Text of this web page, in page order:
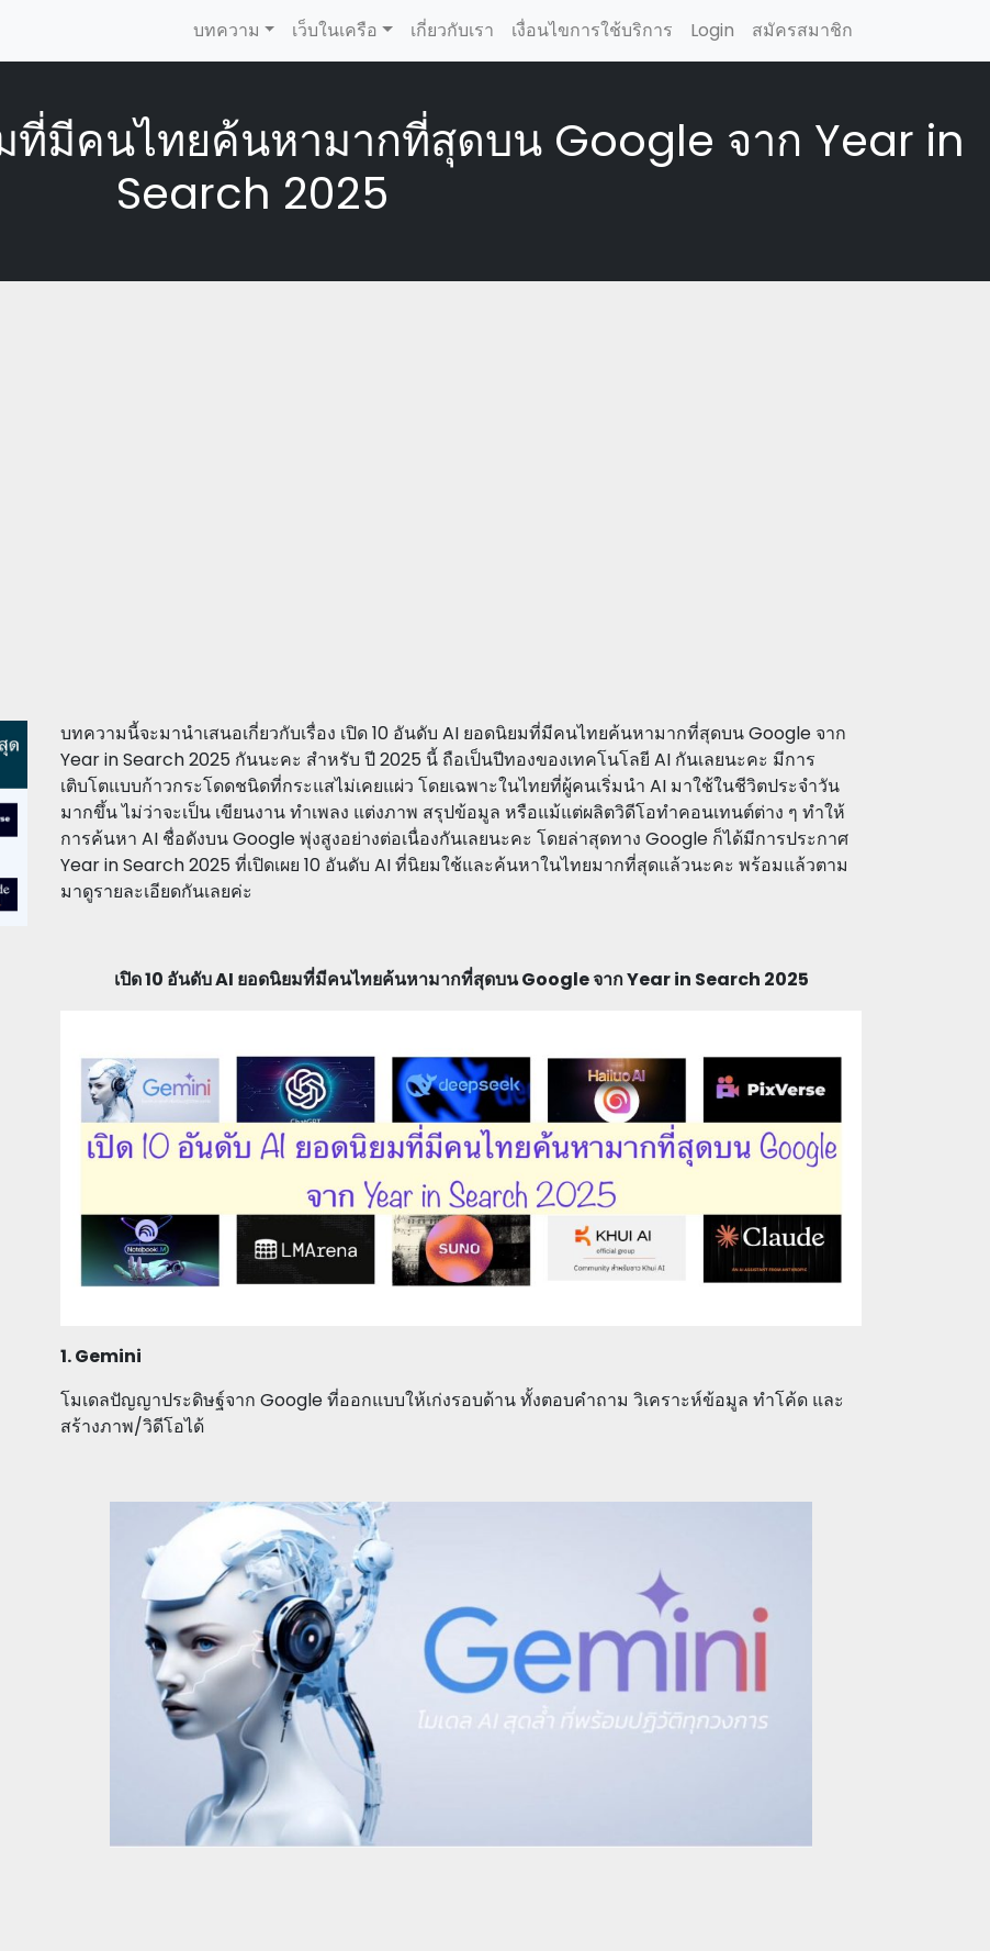
บทความ เว็บในเครือ เกี่ยวกับเรา เงื่อนไขการใช้บริการ Login สมัครสมาชิก
ที่มีคนไทยค้นหามากที่สุดบน Google จาก Year in
Search 2025
บทความนี้จะมานำเสนอเกี่ยวกับเรื่อง เปิด 10 อันดับ AI ยอดนิยมที่มีคนไทยค้นหามากที่สุดบน Google จาก
Year in Search 2025 กันนะคะ สำหรับ ปี 2025 นี้ ถือเป็นปีทองของเทคโนโลยี AI กันเลยนะคะ มีการ
เติบโตแบบก้าวกระโดดชนิดที่กระแสไม่เคยแผ่ว โดยเฉพาะในไทยที่ผู้คนเริ่มนำ AI มาใช้ในชีวิตประจำวัน
มากขึ้น ไม่ว่าจะเป็น เขียนงาน ทำเพลง แต่งภาพ สรุปข้อมูล หรือแม้แต่ผลิตวิดีโอทำคอนเทนต์ต่าง ๆ ทำให้
การค้นหา AI ชื่อดังบน Google พุ่งสูงอย่างต่อเนื่องกันเลยนะคะ โดยล่าสุดทาง Google ก็ได้มีการประกาศ
Year in Search 2025 ที่เปิดเผย 10 อันดับ AI ที่นิยมใช้และค้นหาในไทยมากที่สุดแล้วนะคะ พร้อมแล้วตาม
มาดูรายละเอียดกันเลยค่ะ
เปิด 10 อันดับ AI ยอดนิยมที่มีคนไทยค้นหามากที่สุดบน Google จาก Year in Search 2025
1. Gemini
โมเดลปัญญาประดิษฐ์จาก Google ที่ออกแบบให้เก่งรอบด้าน ทั้งตอบคำถาม วิเคราะห์ข้อมูล ทำโค้ด และ
สร้างภาพ/วิดีโอได้